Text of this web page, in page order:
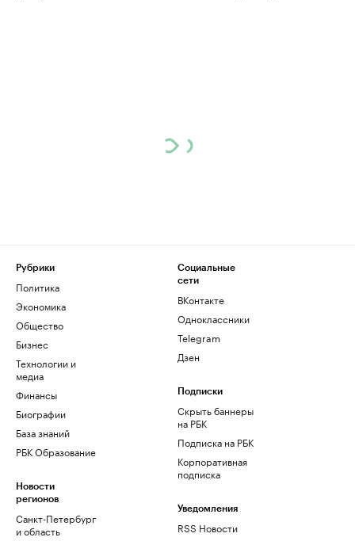
Рубрики
Политика
Экономика
Общество
Бизнес
Технологии и
медиа
Финансы
Биографии
База знаний
РБК Образование
Новости
регионов
Санкт-Петербург
и область
Социальные
сети
ВКонтакте
Одноклассники
Telegram
Дзен
Подписки
Скрыть баннеры
на РБК
Подписка на РБК
Корпоративная
подписка
Уведомления
RSS Новости